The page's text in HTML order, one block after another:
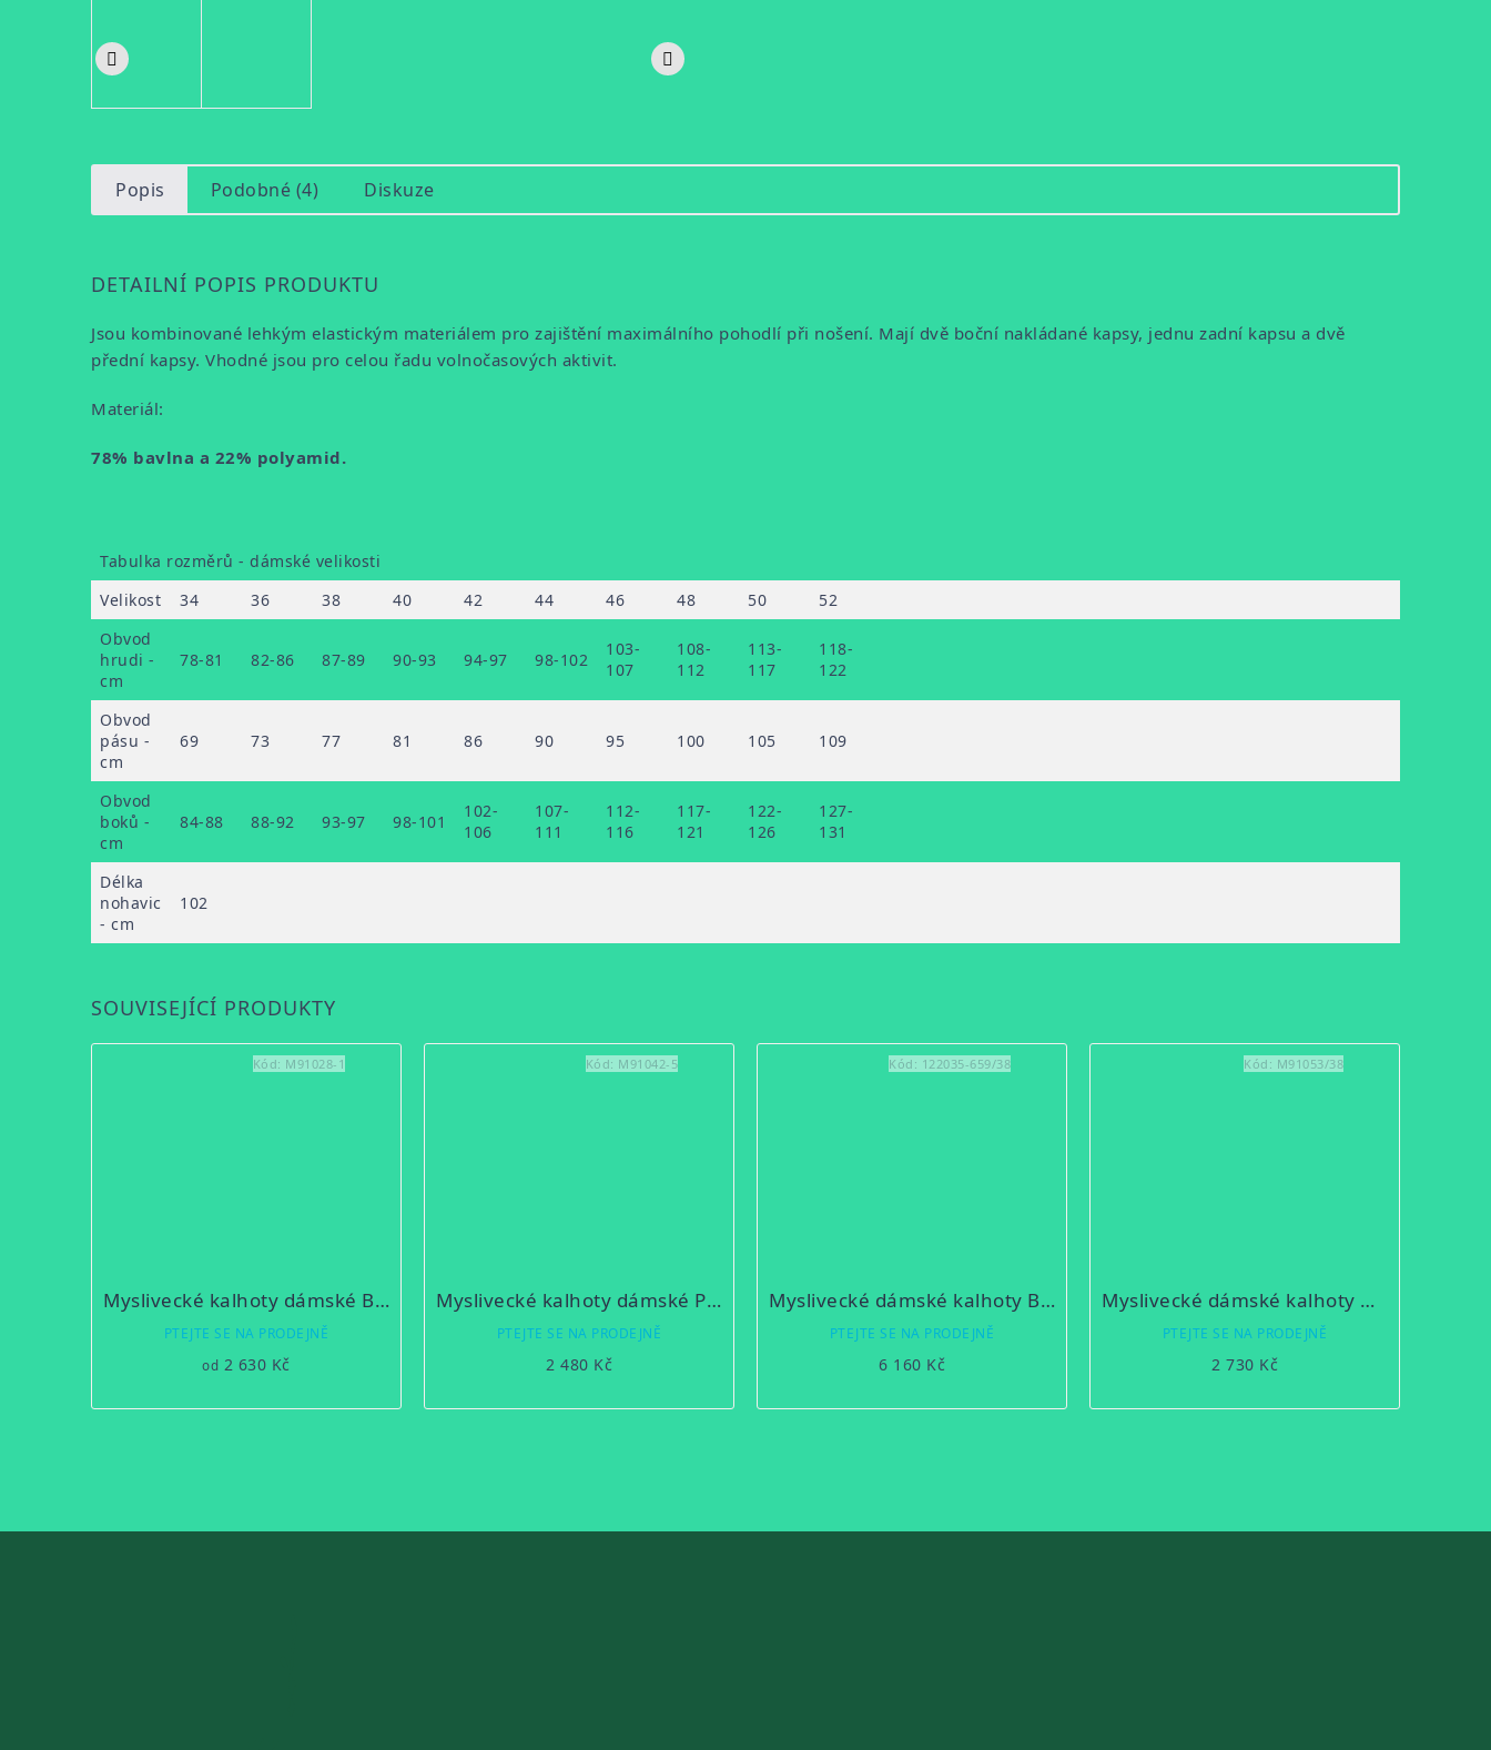
Popis Podobné (4) Diskuze
DETAILNÍ POPIS PRODUKTU
Jsou kombinované lehkým elastickým materiálem pro zajištění maximálního pohodlí při nošení. Mají dvě boční nakládané kapsy, jednu zadní kapsu a dvě
přední kapsy. Vhodné jsou pro celou řadu volnočasových aktivit.
Materiál:
78% bavlna a 22% polyamid.
Tabulka rozměrů - dámské velikosti
Velikost
34 36 38 40 42 44 46 48 50
52
Obvod
hrudi -
cm
78-81 82-86 87-89 90-93 94-97 98-102
103-
107
108-
112
113-
117
118-
122
Obvod
pásu -
cm
69 73 77 81 86 90 95 100 105 109
Obvod
boků -
cm
84-88 88-92 93-97 98-101
102-
106
107-
111
112-
116
117-
121
122-
126
127-
131
Délka
nohavic
- cm
102
SOUVISEJÍCÍ PRODUKTY
Myslivecké kalhoty dámské BESKYD
PTEJTE SE NA PRODEJNĚ
od 2 630 Kč
Kód: M91028-1
Myslivecké kalhoty dámské POLARKA
PTEJTE SE NA PRODEJNĚ
2 480 Kč
Kód: M91042-5
Myslivecké dámské kalhoty Blaser Celina
PTEJTE SE NA PRODEJNĚ
6 160 Kč
Kód: 122035-659/38
Myslivecké dámské kalhoty GEMERKA 22
PTEJTE SE NA PRODEJNĚ
2 730 Kč
Kód: M91053/38